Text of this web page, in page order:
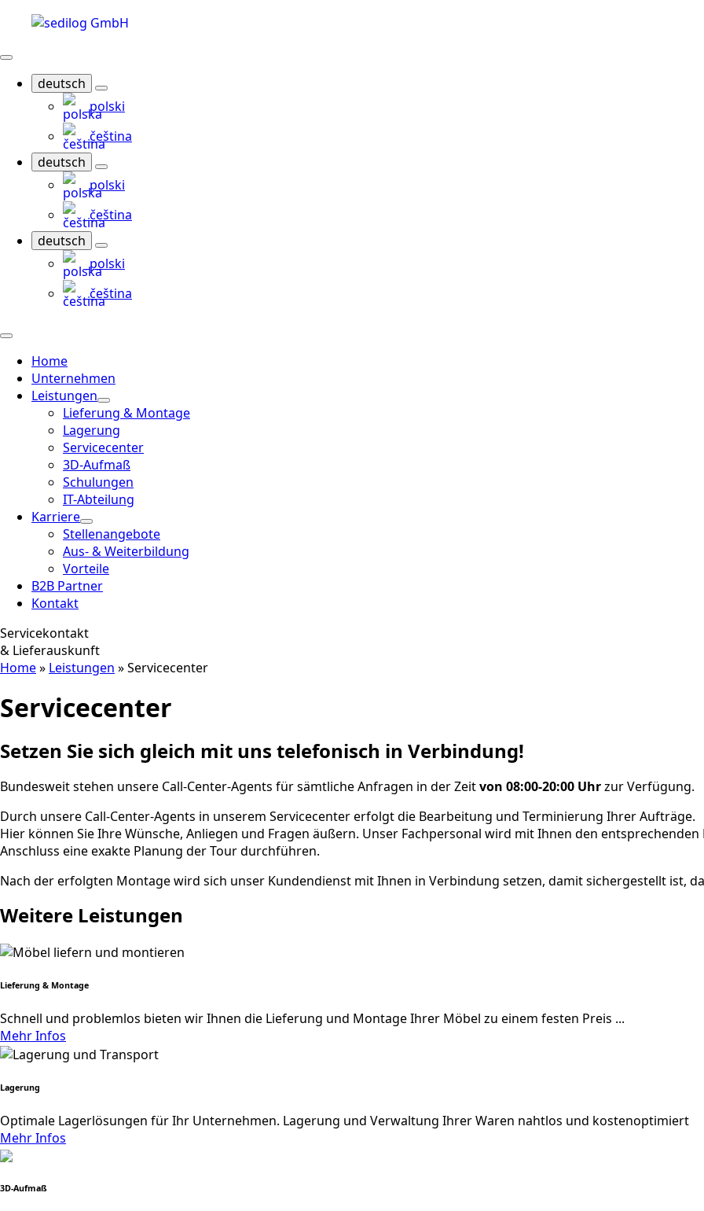
deutsch
polski
čeština
deutsch
polski
čeština
deutsch
polski
čeština
Home
Unternehmen
Leistungen
Lieferung & Montage
Lagerung
Servicecenter
3D-Aufmaß
Schulungen
IT-Abteilung
Karriere
Stellenangebote
Aus- & Weiterbildung
Vorteile
B2B Partner
Kontakt
Servicekontakt
& Lieferauskunft
Home» Leistungen »Servicecenter
Servicecenter
Setzen Sie sich gleich mit uns telefonisch in Verbindung!
Bundesweit stehen unsere Call-Center-Agents für sämtliche Anfragen in der Zeitvon 08:00-20:00 Uhrzur Verfügung.
Durch unsere Call-Center-Agents in unserem Servicecenter erfolgt die Bearbeitung und Terminierung Ihrer Aufträge.
Hier können Sie Ihre Wünsche, Anliegen und Fragen äußern. Unser Fachpersonal wird mit Ihnen den
Anschluss eine exakte Planung der Tour durchführen.
Nach der erfolgten Montage wird sich unser Kundendienst mit Ihnen in Verbindung setzen, damit sichergestellt ist,
Weitere Leistungen
Lieferung & Montage
Schnell und problemlos bieten wir Ihnen die Lieferung und Montage Ihrer Möbel zu einem festen Preis ...
Mehr Infos
Lagerung
Optimale Lagerlösungen für Ihr Unternehmen. Lagerung und Verwaltung Ihrer Waren nahtlos und kostenoptimiert
Mehr Infos
3D-Aufmaß